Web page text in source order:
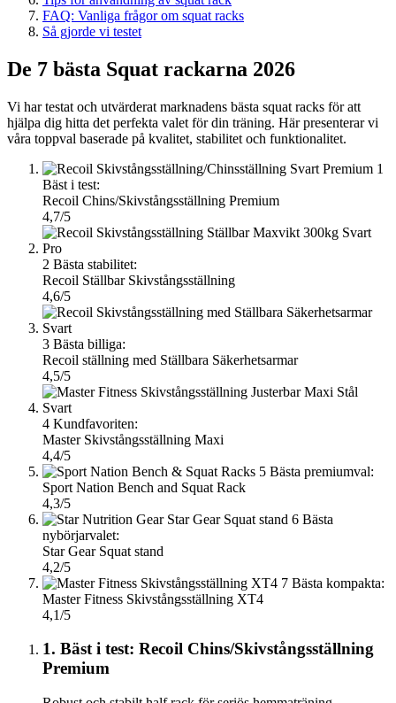
FAQ: Vanliga frågor om squat racks
Så gjorde vi testet
De 7 bästa Squat rackarna 2026
Vi har testat och utvärderat marknadens bästa squat racks för att
hjälpa dig hitta det perfekta valet för din träning. Här presenterar vi
våra toppval baserade på kvalitet, stabilitet och funktionalitet.
1
Bäst i test:
Recoil Chins/Skivstångsställning Premium
4,7/5
2 Bästa stabilitet:
Recoil Ställbar Skivstångsställning
4,6/5
3 Bästa billiga:
Recoil ställning med Ställbara Säkerhetsarmar
4,5/5
4 Kundfavoriten:
Master Skivstångsställning Maxi
4,4/5
5 Bästa premiumval:
Sport Nation Bench and Squat Rack
4,3/5
6 Bästa
nybörjarvalet:
Star Gear Squat stand
4,2/5
7 Bästa kompakta:
Master Fitness Skivstångsställning XT4
4,1/5
1. Bäst i test: Recoil Chins/Skivstångsställning
Premium